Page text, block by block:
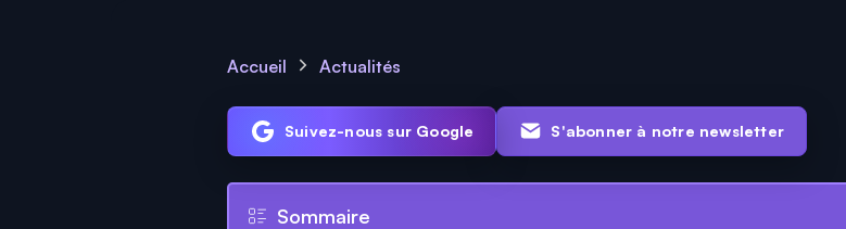
Accueil Actualités
Suivez-nous sur Google S'abonner à notre newsletter
Sommaire